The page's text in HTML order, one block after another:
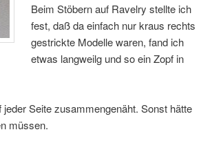
Beim Stöbern auf Ravelry stellte ich
fest, daß da einfach nur kraus rechts
gestrickte Modelle waren, fand ich
etwas langweilg und so ein Zopf in
Seite zusammengenäht. Sonst hätte
müssen.